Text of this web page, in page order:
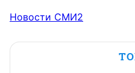
Новости СМИ2